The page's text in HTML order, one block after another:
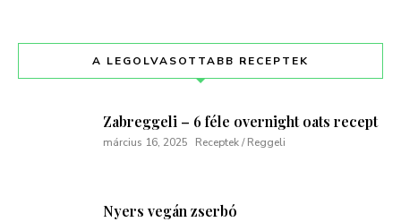
A LEGOLVASOTTABB RECEPTEK
Zabreggeli – 6 féle overnight oats recept
március 16, 2025 Receptek / Reggeli
Nyers vegán zserbó